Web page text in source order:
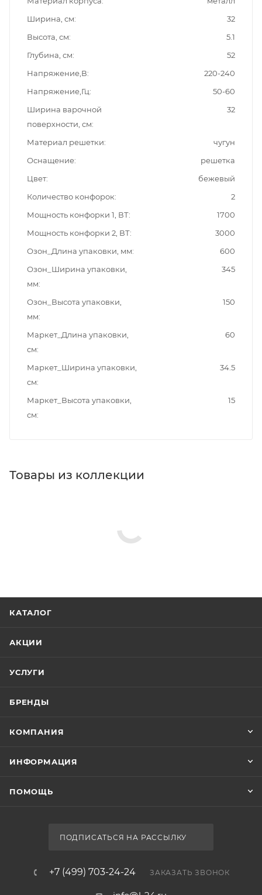
Ширина, см
32
Высота, см
5.1
Глубина, см
52
Напряжение,В
220-240
Напряжение,Гц
50-60
Ширина варочной
поверхности, см
32
Материал решетки
чугун
Оснащение
решетка
Цвет
бежевый
Количество конфорок
2
Мощность конфорки 1, ВТ
1700
Мощность конфорки 2, ВТ
3000
Озон_Длина упаковки, мм
600
Озон_Ширина упаковки,
мм
345
Озон_Высота упаковки,
мм
150
Маркет_Длина упаковки,
см
60
Маркет_Ширина упаковки,
см
34.5
Маркет_Высота упаковки,
см
15
Товары из коллекции
КАТАЛОГ
АКЦИИ
УСЛУГИ
БРЕНДЫ
КОМПАНИЯ
ИНФОРМАЦИЯ
ПОМОЩЬ
ПОДПИСАТЬСЯ НА РАССЫЛКУ
+7 (499) 703-24-24 ЗАКАЗАТЬ ЗВОНОК